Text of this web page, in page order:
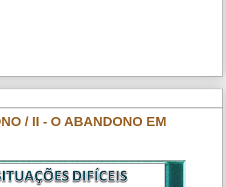
/ II - O ABANDONO EM